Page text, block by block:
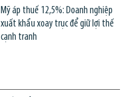
Mỹ áp thuế 12,5%: Doanh nghiệp
xuất khẩu xoay trục để giữ lợi thế
cạnh tranh